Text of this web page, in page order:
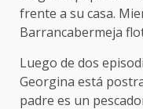
frente a su casa.
Barrancabermeja
Luego de dos
Georgina está
padre es un